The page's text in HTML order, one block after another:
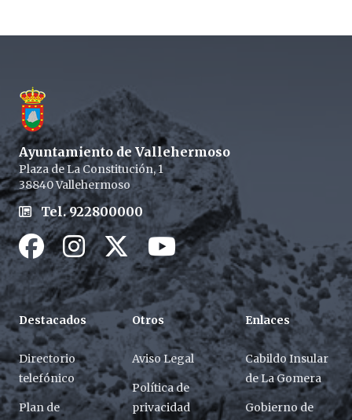
Ayuntamiento de Vallehermoso
Plaza de La Constitución, 1
38840 Vallehermoso
Tel. 922800000
FacebookInstagramTwitter / XYoutube / X
Destacados
Directorio
telefónico
Plan de
Otros
Aviso Legal
Política de
privacidad
Enlaces
Cabildo Insular
de La Gomera
Gobierno de